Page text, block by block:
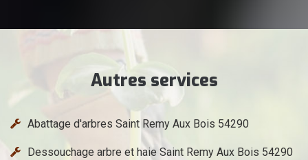
Autres services
Abattage d'arbres Saint Remy Aux Bois 54290
Dessouchage arbre et haie Saint Remy Aux Bois 54290